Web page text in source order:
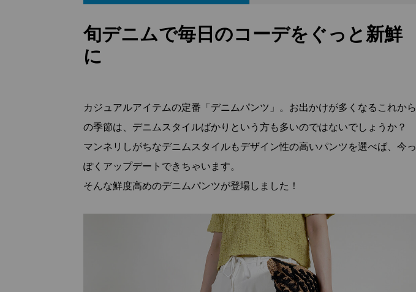
旬デニムで毎日のコーデをぐっと新鮮
に
カジュアルアイテムの定番「デニムパンツ」。お出かけが多くなるこれから
の季節は、デニムスタイルばかりという方も多いのではないでしょうか？
マンネリしがちなデニムスタイルもデザイン性の高いパンツを選べば、今っ
ぽくアップデートできちゃいます。
そんな鮮度高めのデニムパンツが登場しました！